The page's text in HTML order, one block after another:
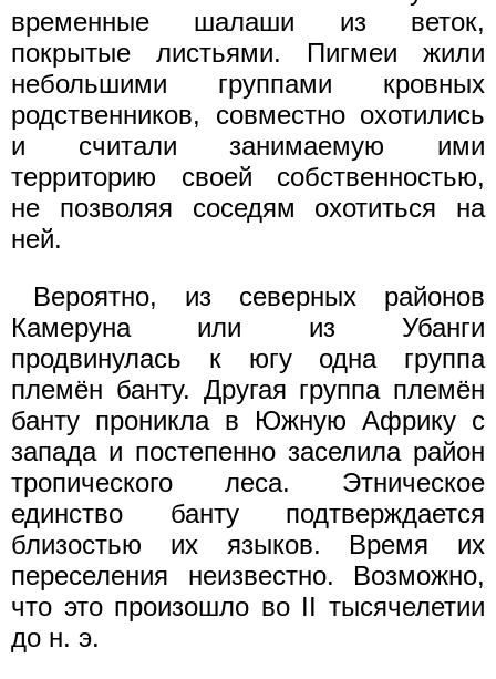
временные шалаши из веток,
покрытые листьями. Пигмеи жили
небольшими группами кровных
родственников, совместно охотились
и считали занимаемую ими
территорию своей собственностью,
не позволяя соседям охотиться на
ней.
Вероятно, из северных районов
Камеруна или из Убанги
продвинулась к югу одна группа
племён банту. Другая группа племён
банту проникла в Южную Африку с
запада и постепенно заселила район
тропического леса. Этническое
единство банту подтверждается
близостью их языков. Время их
переселения неизвестно. Возможно,
что это произошло во II тысячелетии
до н. э.